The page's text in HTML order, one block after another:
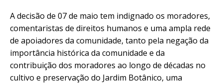
A decisão de 07 de maio tem indignado os moradores,
comentaristas de direitos humanos e uma ampla rede
de apoiadores da comunidade, tanto pela negação da
importância histórica da comunidade e da
contribuição dos moradores ao longo de décadas no
cultivo e preservação do Jardim Botânico, uma